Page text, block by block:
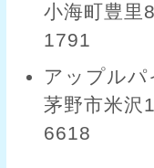
小海町豊
1791
アップルパ
茅野市米
6618